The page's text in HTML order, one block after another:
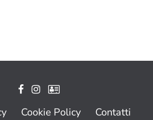
Cookie Policy
Contatti